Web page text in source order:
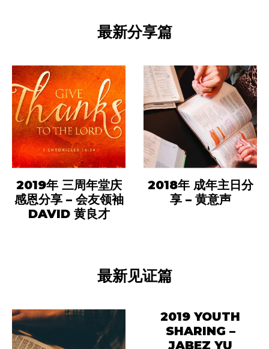
最新分享篇
2019年 三周年堂庆
感恩分享 – 会友领袖
DAVID 黄良才
2018年 成年主日分
享 – 黄意声
最新见证篇
2019 YOUTH
SHARING –
JABEZ YU